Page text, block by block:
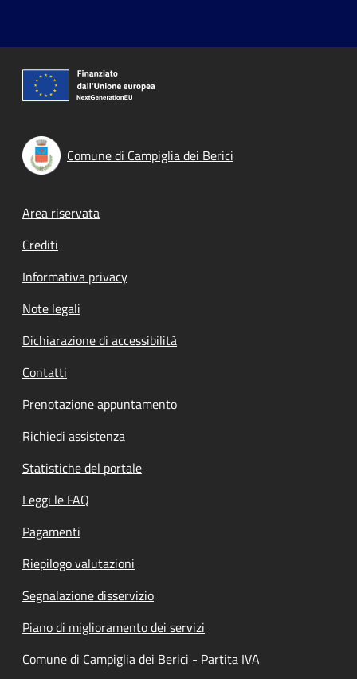
Comune di Campiglia dei Berici
Footer menu
Area riservata
Crediti
Informativa privacy
Note legali
Dichiarazione di accessibilità
Contatti
Prenotazione appuntamento
Richiedi assistenza
Statistiche del portale
Leggi le FAQ
Pagamenti
Riepilogo valutazioni
Segnalazione disservizio
Piano di miglioramento dei servizi
Comune di Campiglia dei Berici - Partita IVA